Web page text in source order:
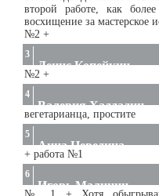
второй работе, как
восхищение за мастерское
№2 +
3
Денис Копейкин
№2 +
4
Валерия Хаддадин
вегетарианца, простите
5
Анна Неведина
+ работа №1
6
Игорь Малинин